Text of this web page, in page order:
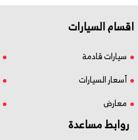
اقسام السيارات
سيارات قادمة
أسعار السيارات
معارض
روابط مساعدة